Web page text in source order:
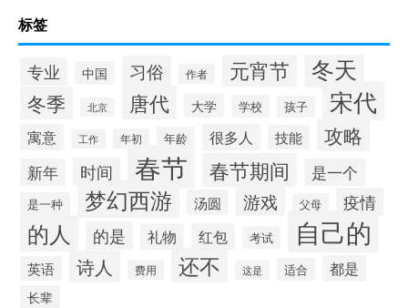
标签
专业 中国 习俗 作者 元宵节 冬天
冬季 北京 唐代 大学 学校 孩子 宋代
寓意 工作 年初 年龄 很多人 技能 攻略
新年 时间 春节 春节期间 是一个
是一种 梦幻西游 汤圆 游戏 父母 疫情
的人 的是 礼物 红包 考试 自己的
英语 诗人 费用 还不 这是 适合 都是
长辈